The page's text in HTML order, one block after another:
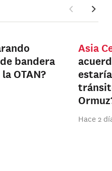
bandera
OTAN?
Asia
Hace 2